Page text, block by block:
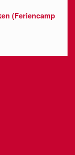
(Feriencamp